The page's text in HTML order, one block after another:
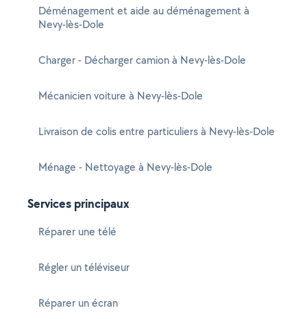
Déménagement et aide au déménagement à
Nevy-lès-Dole
Charger - Décharger camion à Nevy-lès-Dole
Mécanicien voiture à Nevy-lès-Dole
Livraison de colis entre particuliers à Nevy-lès-Dole
Ménage - Nettoyage à Nevy-lès-Dole
Services principaux
Réparer une télé
Régler un téléviseur
Réparer un écran